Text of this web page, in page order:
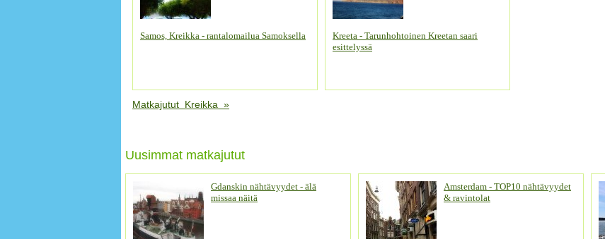
Samos, Kreikka - rantalomailua Samoksella
Kreeta - Tarunhohtoinen Kreetan saari
esittelyssä
Matkajutut Kreikka »
Uusimmat matkajutut
Gdanskin nähtävyydet - älä
missaa näitä
Amsterdam - TOP10 nähtävyydet
& ravintolat